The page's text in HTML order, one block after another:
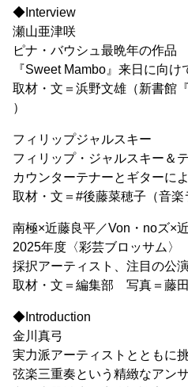
◆Interview
瀬山亜津咲
ピナ・バウシュ最晩年の作品
『Sweet Mambo』来日に向け
取材・文＝浜野文雄（新書館
）
フィリップジャルスキー
フィリップ・ジャルスキー＆
カウンターテナーとギターに
取材・文＝#後藤菜穂子（音楽
南極×近藤良平／Von・noズ×
2025年度〈彩芸ブロッサム〉
採択アーティスト、注目の公
取材・文＝編集部 写真＝藤田
◆Introduction
金川真弓
実力派アーティストとともに
弦楽三重奏という精緻なアン